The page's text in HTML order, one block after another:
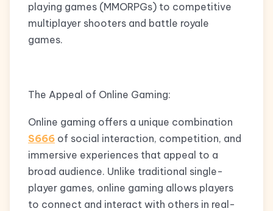
playing games (MMORPGs) to competitive
multiplayer shooters and battle royale
games.
The Appeal of Online Gaming:
Online gaming offers a unique combination
S666 of social interaction, competition, and
immersive experiences that appeal to a
broad audience. Unlike traditional single-
player games, online gaming allows players
to connect and interact with others in real-